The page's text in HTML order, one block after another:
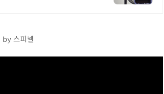
by 스피넬